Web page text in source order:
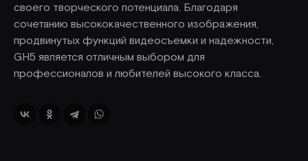
своего творческого потенциала. Благодаря
сочетанию высококачественного изображения,
продвинутых функций видеосъемки и надежности,
GH5 является отличным выбором для
профессионалов и любителей высокого класса.